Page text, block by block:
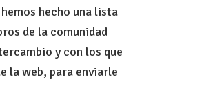
hecho una lista
de la comunidad
y con los que
la web, para enviarle